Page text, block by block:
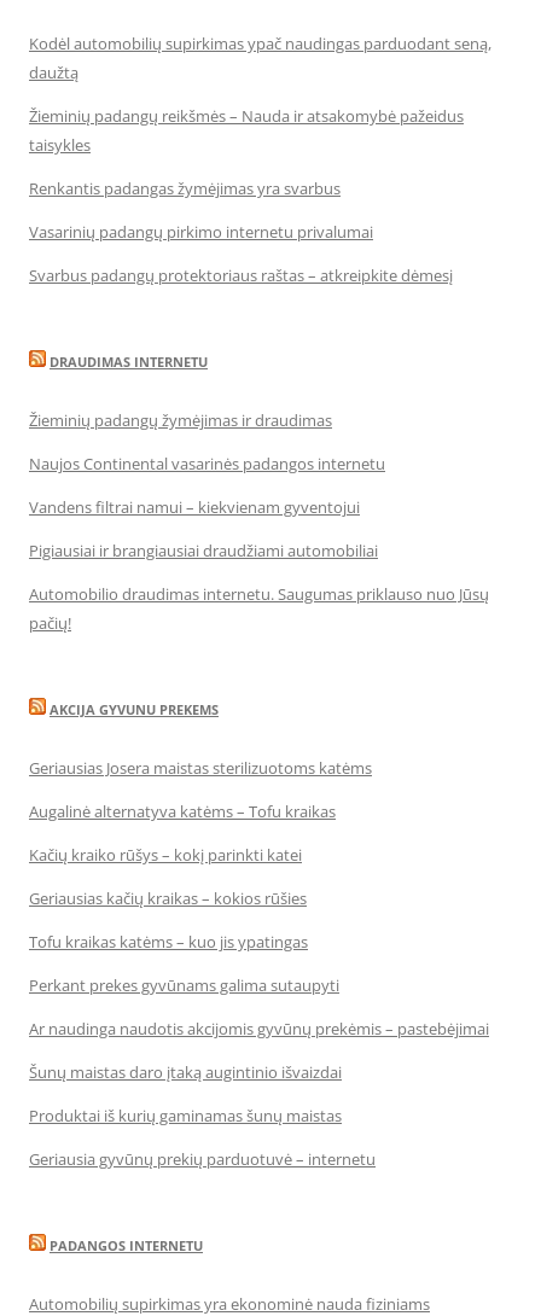
Kodėl automobilių supirkimas ypač naudingas parduodant seną,
daužtą
Žieminių padangų reikšmės – Nauda ir atsakomybė pažeidus
taisykles
Renkantis padangas žymėjimas yra svarbus
Vasarinių padangų pirkimo internetu privalumai
Svarbus padangų protektoriaus raštas – atkreipkite dėmesį
DRAUDIMAS INTERNETU
Žieminių padangų žymėjimas ir draudimas
Naujos Continental vasarinės padangos internetu
Vandens filtrai namui – kiekvienam gyventojui
Pigiausiai ir brangiausiai draudžiami automobiliai
Automobilio draudimas internetu. Saugumas priklauso nuo Jūsų
pačių!
AKCIJA GYVUNU PREKEMS
Geriausias Josera maistas sterilizuotoms katėms
Augalinė alternatyva katėms – Tofu kraikas
Kačių kraiko rūšys – kokį parinkti katei
Geriausias kačių kraikas – kokios rūšies
Tofu kraikas katėms – kuo jis ypatingas
Perkant prekes gyvūnams galima sutaupyti
Ar naudinga naudotis akcijomis gyvūnų prekėmis – pastebėjimai
Šunų maistas daro įtaką augintinio išvaizdai
Produktai iš kurių gaminamas šunų maistas
Geriausia gyvūnų prekių parduotuvė – internetu
PADANGOS INTERNETU
Automobilių supirkimas yra ekonominė nauda fiziniams